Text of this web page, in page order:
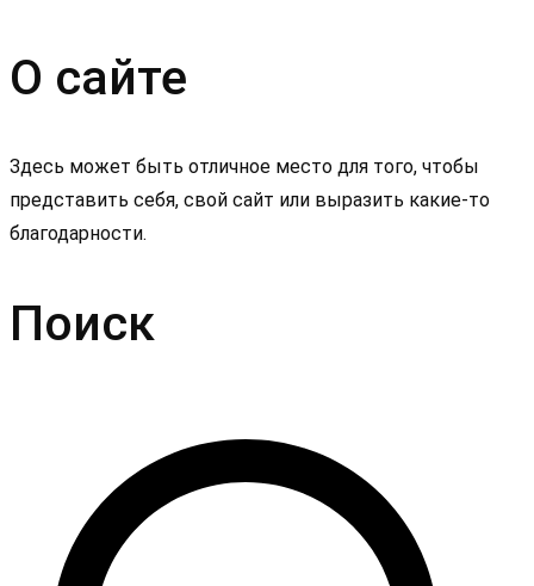
О сайте
Здесь может быть отличное место для того, чтобы
представить себя, свой сайт или выразить какие-то
благодарности.
Поиск